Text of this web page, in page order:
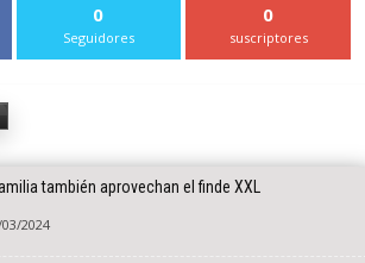
0
Seguidores
0
suscriptores
también aprovechan el finde XXL
2024